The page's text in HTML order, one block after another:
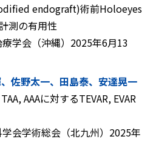
endograft)術前Holoeyes
測の有用性
学会（沖縄）2025年6月13
佐野太一、田島泰、安達晃一
AAAに対するTEVAR, EVAR
会学術総会（北九州）2025年